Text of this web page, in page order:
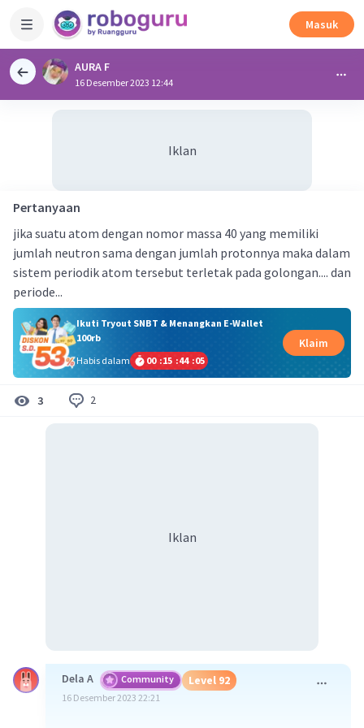
Masuk
AURA F
16 Desember 2023 12:44
Iklan
Pertanyaan
jika suatu atom dengan nomor massa 40 yang memiliki
jumlah neutron sama dengan jumlah protonnya maka dalam
sistem periodik atom tersebut terletak pada golongan.... dan
periode...
Ikuti Tryout SNBT & Menangkan E-Wallet
100rb
Habis dalam
00 :15 :44 :05
Klaim
3 2
Iklan
Dela A Community Level 92
16 Desember 2023 22:21